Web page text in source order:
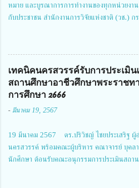
หมาย และบูรณาการการทำงานของทุกหน่วยงา
กับประชาชน สำนักงานการวิจัยแห่งชาติ (วช.) ก
สมาคมวิศวกรรมชีวการแพทย์ไทย จัดการประชุ
โครงการการวิจัยเชิงปฏิบัติการโดยบูรณาการทุ
การเสียชีวิตให้สอดคล้องกับเป้าหมายแผนแม่บ
2567 โดยมี ดร.วิภารัตน์ ดีอ่อง ผู้อำนวยการสำ
ประธานในพิธีเปิดพร้อมให้นโยบายการผลักดันง
การประชุมในครั้งนี้ นางสาวสตตกมล เกียรติพา
Richmond Stylish Convention Hotel จังห
ผู้อำนวยการสำนักงานการวิจัยแห่งชาติ กล่าวว่า
จัดการทุนวิจัยและนวัตกรรมได้เล็งเห็นถึงความ
เทคนิคนครสวรรค์รับการประเมิน
สถานศึกษาอาชีวศึกษาพระราชท
การศึกษา 2666
- มีนาคม 19, 2567
19 มีนาคม 2567 ดร.ปริวิชญ์ ไชยประเสริฐ ผู้
นครสวรรค์ พร้อมคณะผู้บริหาร คณาจารย์ บุคล
นักศึกษา ต้อนรับคณะอนุกรรมการประเมินสถาน
นายจักรภพ เนวะมาตย์ ผู้อำนวยการวิทยาลัยเ